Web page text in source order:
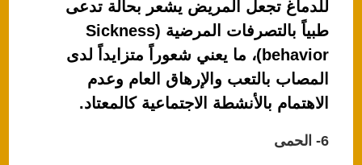
للدماغ تجعل المريض يشعر بحالة تدعى
طبياً بالتصرفات المرضية (Sickness
behavior)، ما يعني شعوراً متزايداً لدى
المصاب بالتعب والإرهاق العام وعدم
الاهتمام بالأنشطة الاجتماعية كالمعتاد.
6- الحمى